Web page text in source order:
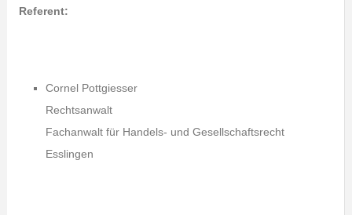
Referent:
Cornel Pottgiesser
Rechtsanwalt
Fachanwalt für Handels- und Gesellschaftsrecht
Esslingen